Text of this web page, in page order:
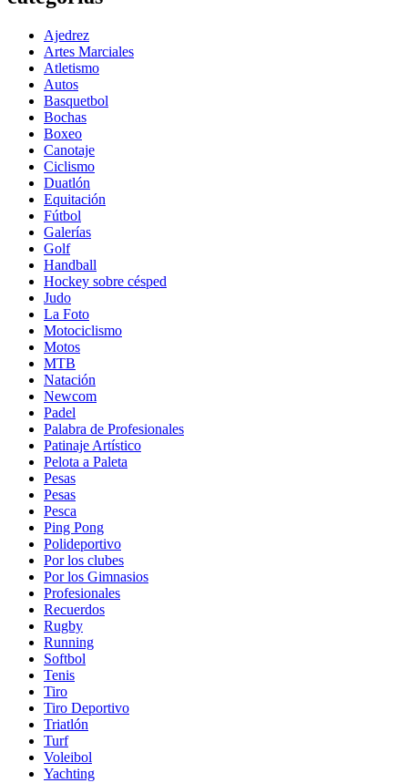
Ajedrez
Artes Marciales
Atletismo
Autos
Basquetbol
Bochas
Boxeo
Canotaje
Ciclismo
Duatlón
Equitación
Fútbol
Galerías
Golf
Handball
Hockey sobre césped
Judo
La Foto
Motociclismo
Motos
MTB
Natación
Newcom
Padel
Palabra de Profesionales
Patinaje Artístico
Pelota a Paleta
Pesas
Pesas
Pesca
Ping Pong
Polideportivo
Por los clubes
Por los Gimnasios
Profesionales
Recuerdos
Rugby
Running
Softbol
Tenis
Tiro
Tiro Deportivo
Triatlón
Turf
Voleibol
Yachting